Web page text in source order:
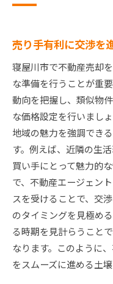
売り手有利に交渉を
寝屋川市で不動産売却
な準備を行うことが重
動向を把握し、類似物
な価格設定を行いまし
地域の魅力を強調でき
す。例えば、近隣の生
買い手にとって魅力的
で、不動産エージェン
スを受けることで、交
のタイミングを見極め
る時期を見計らうこと
なります。このように
をスムーズに進める土